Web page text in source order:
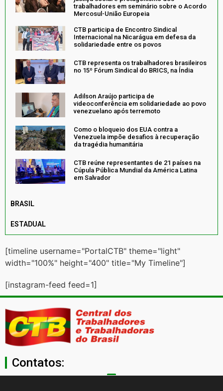
trabalhadores em seminário sobre o Acordo
Mercosul-União Europeia
CTB participa de Encontro Sindical
Internacional na Nicarágua em defesa da
solidariedade entre os povos
CTB representa os trabalhadores brasileiros
no 15º Fórum Sindical do BRICS, na Índia
Adilson Araújo participa de
videoconferência em solidariedade ao povo
venezuelano após terremoto
Como o bloqueio dos EUA contra a
Venezuela impõe desafios à recuperação
da tragédia humanitária
CTB reúne representantes de 21 países na
Cúpula Pública Mundial da América Latina
em Salvador
BRASIL
ESTADUAL
[timeline username="PortalCTB" theme="light"
width="100%" height="400" title="My Timeline"]
[instagram-feed feed=1]
Contatos: